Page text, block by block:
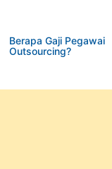
Berapa Gaji Pegawai
Outsourcing?